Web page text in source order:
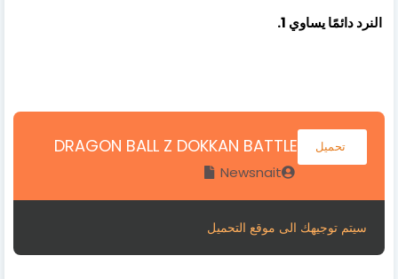
النرد دائمًا يساوي 1.
DRAGON BALL Z DOKKAN BATTLE تحميل
Newsnait
سيتم توجيهك الى موقع التحميل